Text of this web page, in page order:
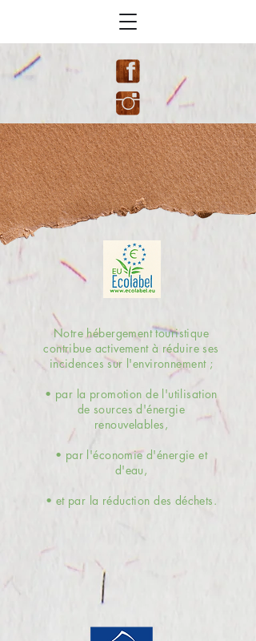
Notre hébergement touristique
contribue activement à réduire ses
incidences sur l'environnement ;
• par la promotion de l'utilisation
de sources d'énergie
renouvelables,
• par l'économie d'énergie et
d'eau,
• et par la réduction des déchets.